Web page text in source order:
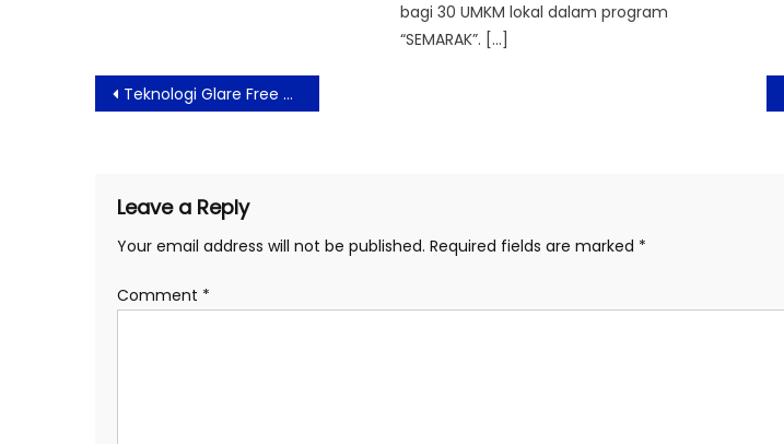
bagi 30 UMKM lokal dalam program
“SEMARAK”. […]
Post
navigation
Teknologi Glare Free dari Samsung TV Jadikan Nonton TV Tanpa Gangguan
Leave a Reply
Your email address will not be published. Required fields are marked *
Comment *